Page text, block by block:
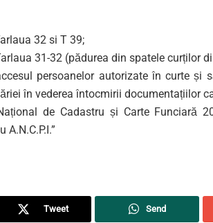
32 si T 39;
31-32 (pădurea din spatele curților
persoanelor autorizate în curte și
în vederea întocmirii documentațiilor
de Cadastru și Carte Funciară
Tweet Send